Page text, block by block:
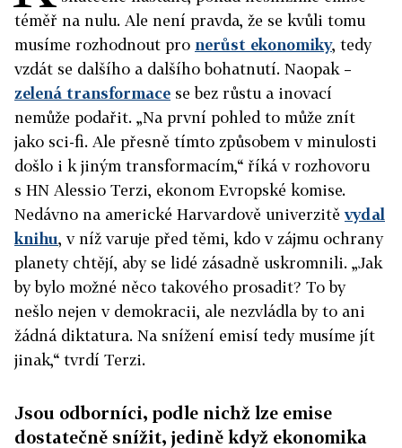
téměř na nulu. Ale není pravda, že se kvůli tomu
musíme rozhodnout pro nerůst ekonomiky, tedy
vzdát se dalšího a dalšího bohatnutí. Naopak –
zelená transformace se bez růstu a inovací
nemůže podařit. „Na první pohled to může znít
jako sci-fi. Ale přesně tímto způsobem v minulosti
došlo i k jiným transformacím,“ říká v rozhovoru
s HN Alessio Terzi, ekonom Evropské komise.
Nedávno na americké Harvardově univerzitěvydal
knihu, v níž varuje před těmi, kdo v zájmu ochrany
planety chtějí, aby se lidé zásadně uskromnili. „Jak
by bylo možné něco takového prosadit? To by
nešlo nejen v demokracii, ale nezvládla by to ani
žádná diktatura. Na snížení emisí tedy musíme jít
jinak,“ tvrdí Terzi.
Jsou odborníci, podle nichž lze emise
dostatečně snížit, jedině když ekonomika